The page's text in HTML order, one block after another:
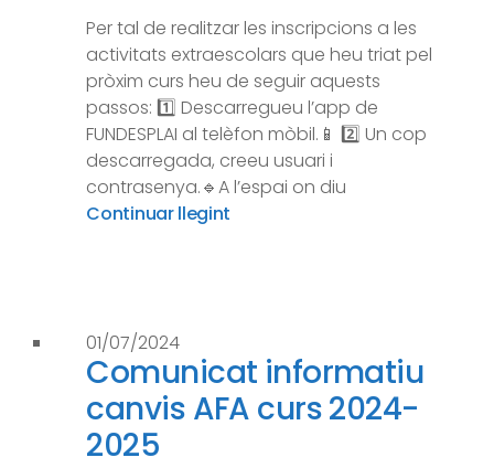
Per tal de realitzar les inscripcions a les
activitats extraescolars que heu triat pel
pròxim curs heu de seguir aquests
passos: 1️⃣ Descarregueu l’app de
FUNDESPLAI al telèfon mòbil.📱 2️⃣ Un cop
descarregada, creeu usuari i
contrasenya.🔹A l’espai on diu
Continuar llegint
01/07/2024
Comunicat informatiu
canvis AFA curs 2024-
2025